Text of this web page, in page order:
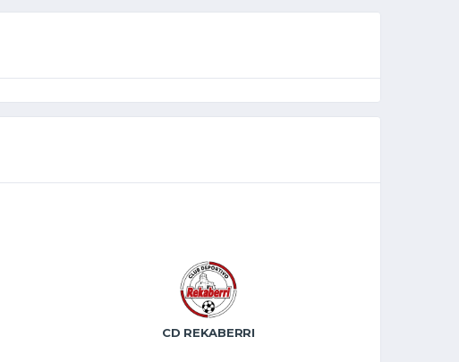
CD REKABERRI